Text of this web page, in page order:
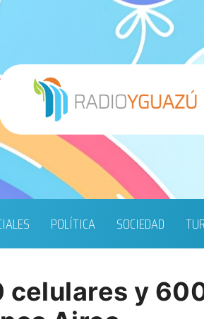
POLÍTICA SOCIEDAD
celulares y